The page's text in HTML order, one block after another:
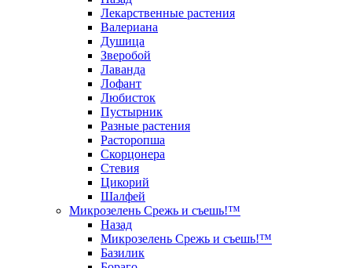
Лекарственные растения
Валериана
Душица
Зверобой
Лаванда
Лофант
Любисток
Пустырник
Разные растения
Расторопша
Скорцонера
Стевия
Цикорий
Шалфей
Микрозелень Срежь и съешь!™
Назад
Микрозелень Срежь и съешь!™
Базилик